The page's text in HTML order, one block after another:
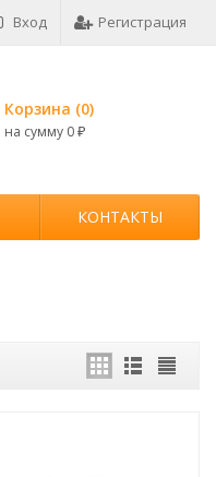
Вход Регистрация
Корзина (0)
на сумму 0 ₽
КОНТАКТЫ